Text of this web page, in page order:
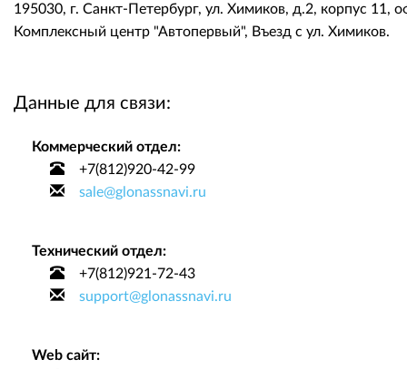
195030, г. Санкт-Петербург, ул. Химиков, д.2, корпус
Комплексный центр "Автопервый", Въезд с ул. Химиков.
Данные для связи:
Коммерческий отдел:
+7(812)920-42-99
sale@glonassnavi.ru
Технический отдел:
+7(812)921-72-43
support@glonassnavi.ru
Web сайт: